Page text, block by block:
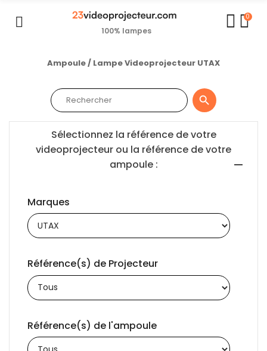
100% lampes
0
Ampoule / Lampe Videoprojecteur UTAX

Sélectionnez la référence de votre
videoprojecteur ou la référence de votre
ampoule :
Marques
Référence(s) de Projecteur
Référence(s) de l'ampoule